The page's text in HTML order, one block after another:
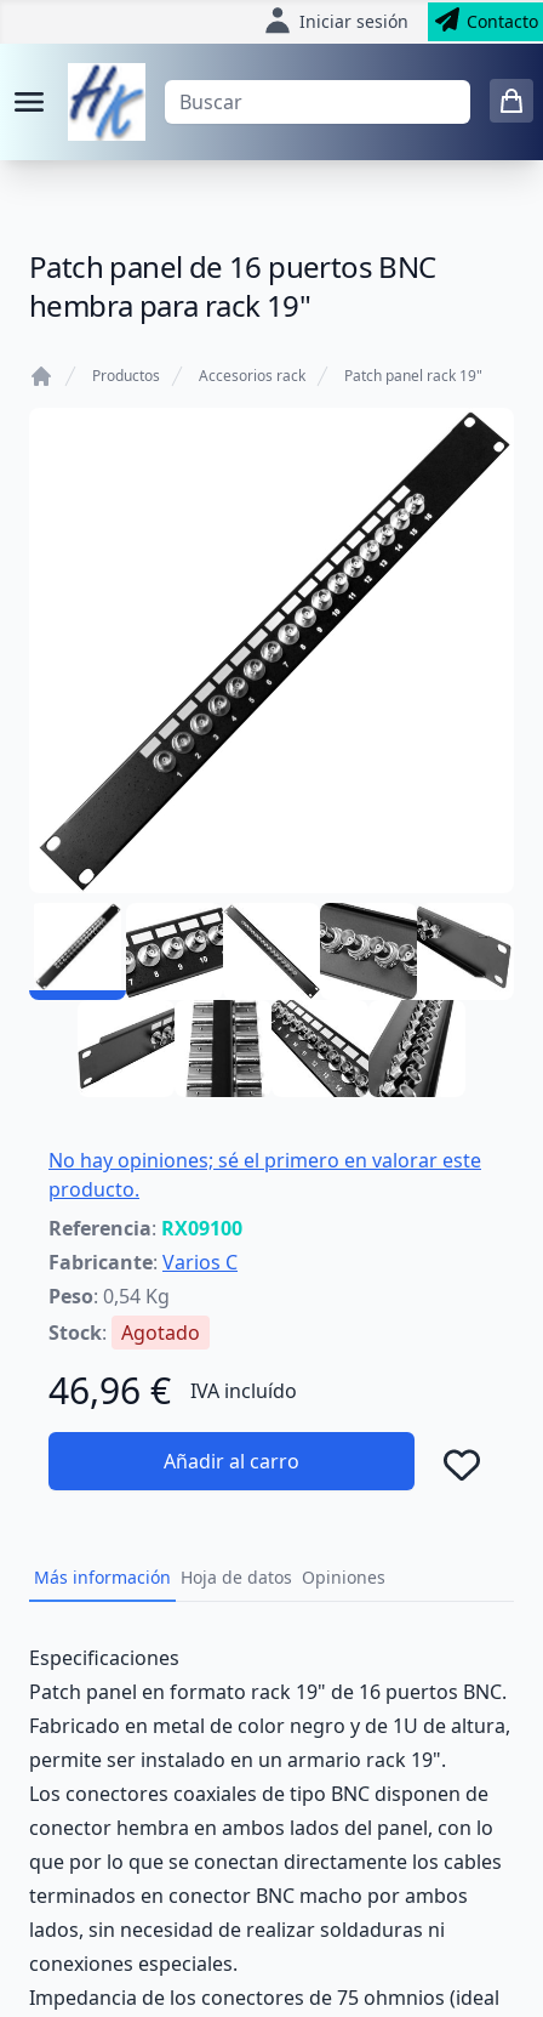
Iniciar sesión Contacto
Patch panel de 16 puertos BNC
hembra para rack 19"
Productos Accesorios rack Patch panel rack 19"
No hay opiniones; sé el primero en valorar este
producto.
Referencia: RX09100
Fabricante: Varios C
Peso: 0,54 Kg
Stock: Agotado
46,96 € IVA incluído
Añadir al carro
Más información Hoja de datos Opiniones
Description
Especificaciones
Patch panel en formato rack 19" de 16 puertos BNC.
Fabricado en metal de color negro y de 1U de altura,
permite ser instalado en un armario rack 19".
Los conectores coaxiales de tipo BNC disponen de
conector hembra en ambos lados del panel, con lo
que por lo que se conectan directamente los cables
terminados en conector BNC macho por ambos
lados, sin necesidad de realizar soldaduras ni
conexiones especiales.
Impedancia de los conectores de 75 ohmnios (ideal